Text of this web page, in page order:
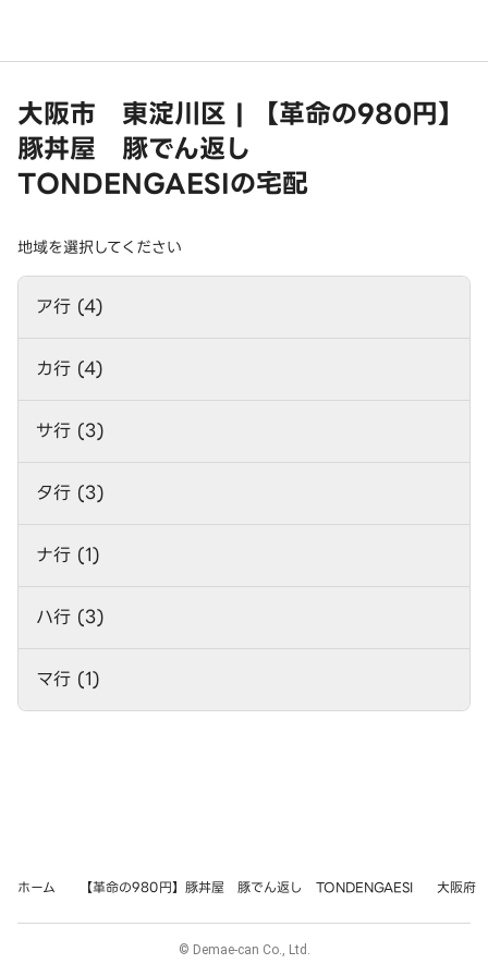
大阪市 東淀川区 | 【革命の980円】
豚丼屋 豚でん返し
TONDENGAESIの宅配
地域を選択してください
ア行 (4)
カ行 (4)
サ行 (3)
タ行 (3)
ナ行 (1)
ハ行 (3)
マ行 (1)
ホーム 【革命の980円】豚丼屋 豚でん返し TONDENGAESI 大阪府
© Demae-can Co., Ltd.